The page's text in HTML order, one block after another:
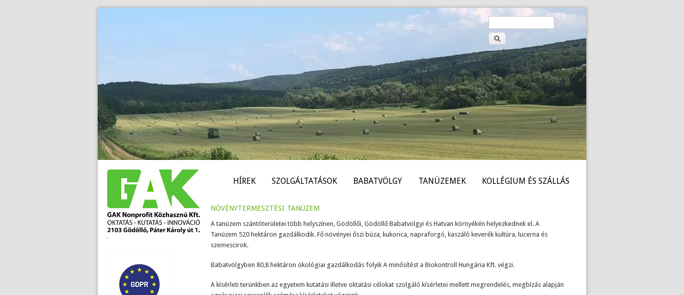
Keresés
űrlap
HÍREK SZOLGÁLTATÁSOK BABATVÖLGY TANÜZEMEK KOLLÉGIUM ÉS SZÁLLÁS
növénytermesztési tanüzem
A tanüzem szántóterületei több helyszínen, Gödöllői, Gödöllő Babatvölgyi és Hatvan környékén helyezkednek el. A
Tanüzem 520 hektáron gazdálkodik. Fő növényei őszi búza, kukorica, napraforgó, kaszáló keverék kultúra, lucerna és
szemescirok.
Babatvölgyben 80,8 hektáron ökológiai gazdálkodás folyik A minősítést a Biokontroll Hungária Kft. végzi.
A kísérleti terünkben az egyetem kutatási illetve oktatási célokat szolgáló kísérletei mellett megrendelés, megbízás alapján
.
.